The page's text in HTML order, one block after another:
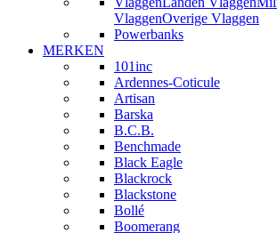
VlaggenOverige Vlaggen
Powerbanks
MERKEN
101inc
Ardennes-Coticule
Artisan
Barska
B.C.B.
Benchmade
Black Eagle
Blackrock
Blackstone
Bollé
Boomerang